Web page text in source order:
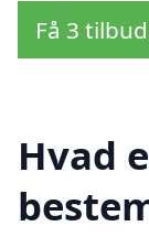
Få 3
Hvad